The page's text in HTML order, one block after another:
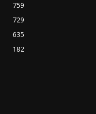
759
729
635
182